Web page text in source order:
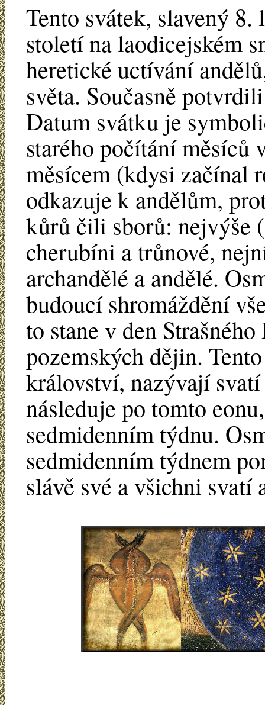
Tento svátek, slavený
století na laodicejském
heretické uctívání
světa. Současně
Datum svátku je
starého počítání měsíců
měsícem (kdysi začínal
odkazuje k andělům,
kůrů čili sborů: nejvýše
cherubíni a trůnové,
archandělé a andělé.
budoucí shromáždění
to stane v den
pozemských dějin.
království, nazývají
následuje po tomto
sedmidenním týdnu.
sedmidenním týdnem
slávě své a všichni